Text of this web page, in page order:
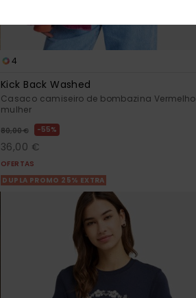
4
Kick Back Washed
Casaco camiseiro de bombazina Vermelho
mulher
80,00 € 55%
36,00 €
OFERTAS
DUPLA PROMO 25% EXTRA